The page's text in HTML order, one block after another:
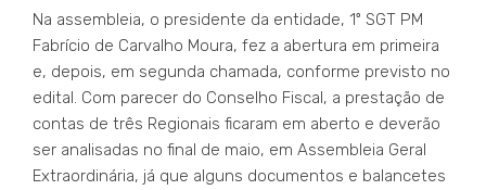
Na assembleia, o presidente da entidade, 1º SGT PM
Fabrício de Carvalho Moura, fez a abertura em primeira
e, depois, em segunda chamada, conforme previsto no
edital. Com parecer do Conselho Fiscal, a prestação de
contas de três Regionais ficaram em aberto e deverão
ser analisadas no final de maio, em Assembleia Geral
Extraordinária, já que alguns documentos e balancetes